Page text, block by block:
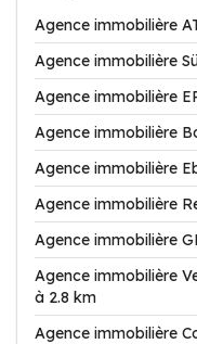
Agence immobilière
Agence immobilière
Agence immobilière
Agence immobilière
Agence immobilière
Agence immobilière
Agence immobilière
Agence immobilière
à 2.8 km
Agence immobilière